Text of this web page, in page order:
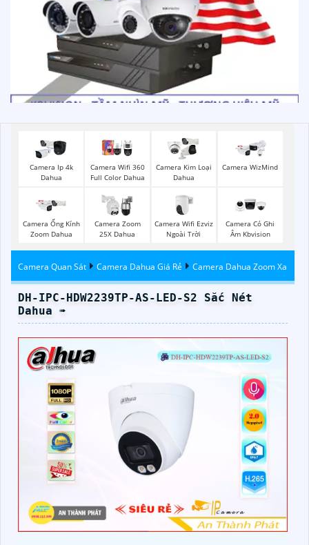
Camera Ip 4k
Dahua
Camera Wifi 360
Full Color Dahua
Camera Kim Loại
Dahua
Camera WizMind
Camera Ống Kính
Zoom Dahua
Camera Zoom
25X Dahua
Camera Wifi Ezviz
Ngoài Trời
Camera Có Ghi
Âm Kbvision
Camera Quan Sát Camera Dahua Giá Rẻ Camera Dahua Zoom Xa
DH-IPC-HDW2239TP-AS-LED-S2 Sắc Nét
Dahua ➠